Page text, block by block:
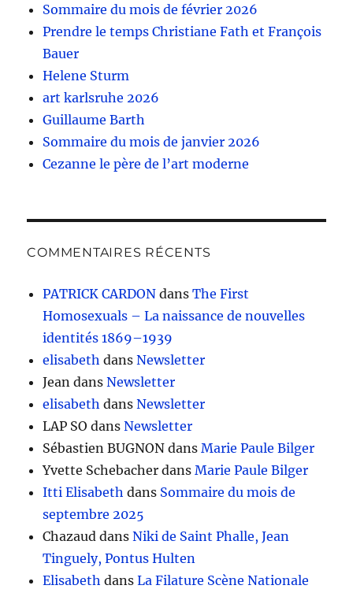
Sommaire du mois de février 2026
Prendre le temps Christiane Fath et François
Bauer
Helene Sturm
art karlsruhe 2026
Guillaume Barth
Sommaire du mois de janvier 2026
Cezanne le père de l’art moderne
COMMENTAIRES RÉCENTS
PATRICK CARDON dansThe First
Homosexuals – La naissance de nouvelles
identités 1869–1939
elisabeth dansNewsletter
Jean dansNewsletter
elisabeth dansNewsletter
LAP SO dansNewsletter
Sébastien BUGNON dansMarie Paule Bilger
Yvette Schebacher dansMarie Paule Bilger
Itti Elisabeth dans Sommaire du mois de
septembre 2025
Chazaud dansNiki de Saint Phalle, Jean
Tinguely, Pontus Hulten
Elisabeth dansLa Filature Scène Nationale